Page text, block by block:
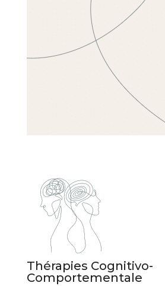
Thérapies Cognitivo-
Comportementale